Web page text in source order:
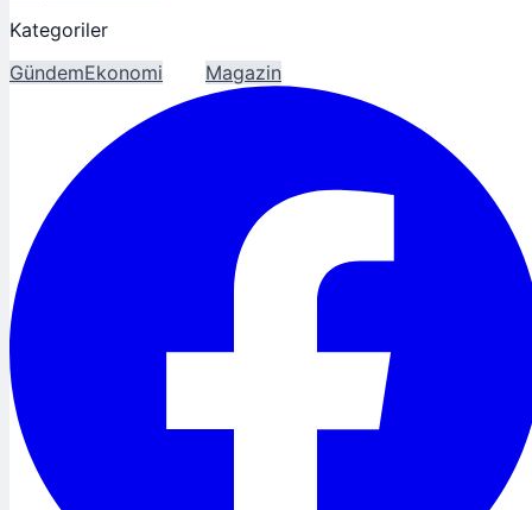
Kategoriler
GündemEkonomi Magazin